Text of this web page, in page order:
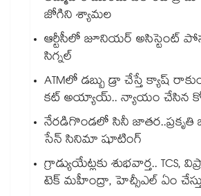
జోగిని శ్యామల
ఆర్టీసీలో జూనియర్ అసిస్టెంట్‌‌
సిగ్నల్
ATMలో డబ్బు డ్రా చేస్తే క్యాష్
కట్ అయ్యాయ్.. న్యాయం చేసిన
నేరడిగొండలో సినీ జాతర..ప్రకృతి
సేన్ సినిమా షూటింగ్
గ్రాడ్యుయేట్లకు శుభవార్త.. TCS,
టెక్ మహీంద్రా, హెచ్సీఎల్ ఏం